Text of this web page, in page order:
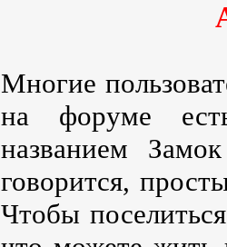
Многие
на форуме
названием
говорится,
Чтобы